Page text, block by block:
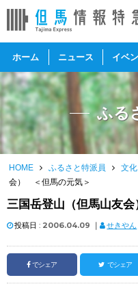
ホーム ニュース イベ
ふる
HOME ふるさと特派員 文
会） ＜但馬の元気＞
三国岳登山（但馬山友
投稿日 : 2006.04.09 ｜ せきやん
でシェア でシェア